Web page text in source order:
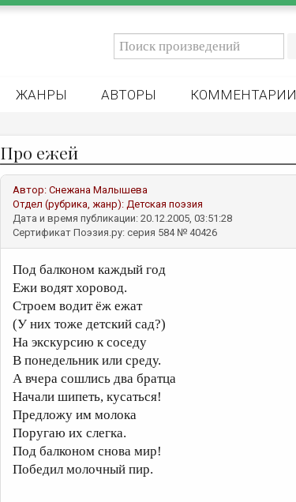
ЖАНРЫ АВТОРЫ КОММЕНТАРИИ
Про ежей
Автор: Снежана Малышева
Отдел (рубрика, жанр): Детская поэзия
Дата и время публикации: 20.12.2005, 03:51:28
Сертификат Поэзия.ру: серия 584 № 40426
Под балконом каждый год
Ежи водят хоровод.
Строем водит ёж ежат
(У них тоже детский сад?)
На экскурсию к соседу
В понедельник или среду.
А вчера сошлись два братца
Начали шипеть, кусаться!
Предложу им молока
Поругаю их слегка.
Под балконом снова мир!
Победил молочный пир.